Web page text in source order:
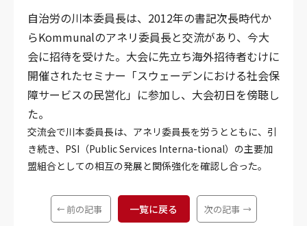
自治労の川本委員長は、2012年の書記次長時代か
らKommunalのアネリ委員長と交流があり、今大
会に招待を受けた。大会に先立ち海外招待者むけに
開催されたセミナー「スウェーデンにおける社会保
障サービスの民営化」に参加し、大会初日を傍聴し
た。
交流会で川本委員長は、アネリ委員長を労うとともに、引
き続き、PSI（Public Services Interna-tional）の主要加
盟組合としての相互の発展と関係強化を確認し合った。
前の記事 一覧に戻る 次の記事